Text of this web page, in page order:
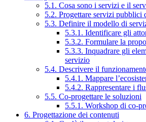
5.1. Cosa sono i servizi e il
5.2. Progettare servizi pubblici
5.3. Definire il modello di
5.3.1. Identificare gli
5.3.2. Formulare la
5.3.3. Inquadrare gli
servizio
5.4. Descrivere il
5.4.1. Mappare
5.4.2. Rappresentare i
5.5. Co-progettare le soluzioni
5.5.1. Workshop di co-
6. Progettazione dei contenuti